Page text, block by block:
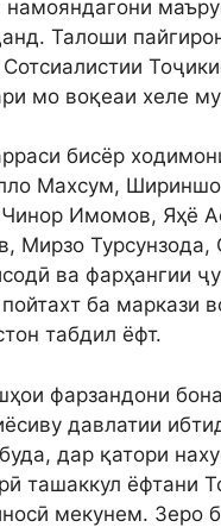
Талоши
мо воқеаи хеле
бисёр
Махсум,
Имомов, Яҳё
Мирзо Турсунзода,
ва фарҳангии
ба маркази
табдил ёфт.
фарзандони
давлатии
дар қатори
ташаккул ёфтани
мекунем. Зеро